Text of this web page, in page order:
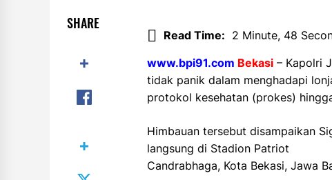
SHARE
Read Time: 2 Minute, 48
www.bpi91.com Bekasi – Kapolri
tidak panik dalam menghadapi
protokol kesehatan (prokes)
Himbauan tersebut disampaikan
langsung di Stadion Patriot
Candrabhaga, Kota Bekasi, Jawa